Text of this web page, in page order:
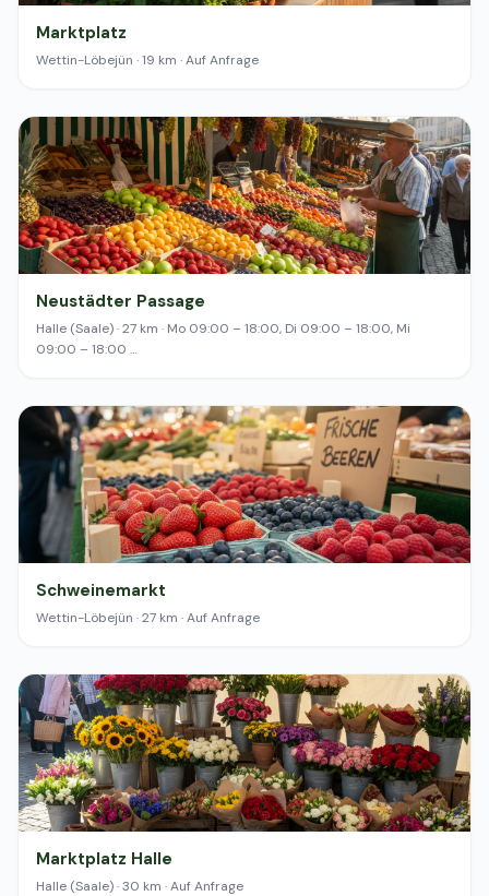
Marktplatz
Wettin-Löbejün · 19 km · Auf Anfrage
Neustädter Passage
Halle (Saale) · 27 km · Mo 09:00 – 18:00, Di 09:00 – 18:00, Mi
09:00 – 18:00 …
Schweinemarkt
Wettin-Löbejün · 27 km · Auf Anfrage
Marktplatz Halle
Halle (Saale) · 30 km · Auf Anfrage